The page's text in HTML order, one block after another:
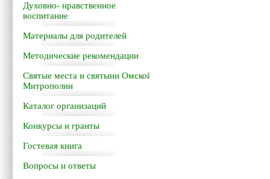
Духовно- нравственное
воспитание
Материалы для родителей
Методические рекомендации
Святые места и святыни Омской
Митрополии
Каталог организаций
Конкурсы и гранты
Гостевая книга
Вопросы и ответы